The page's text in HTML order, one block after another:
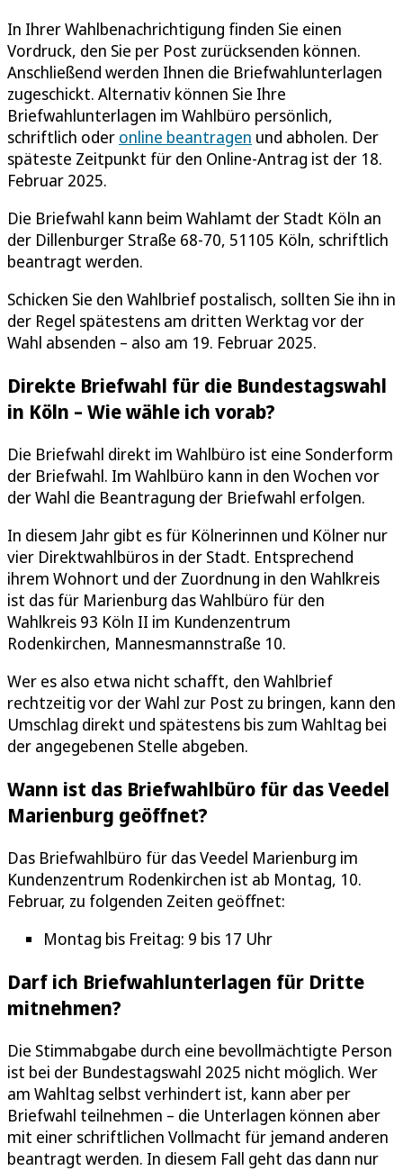
In Ihrer Wahlbenachrichtigung finden Sie einen
Vordruck, den Sie per Post zurücksenden können.
Anschließend werden Ihnen die Briefwahlunterlagen
zugeschickt. Alternativ können Sie Ihre
Briefwahlunterlagen im Wahlbüro persönlich,
schriftlich oder online beantragen und abholen. Der
späteste Zeitpunkt für den Online-Antrag ist der 18.
Februar 2025.
Die Briefwahl kann beim Wahlamt der Stadt Köln an
der Dillenburger Straße 68-70, 51105 Köln, schriftlich
beantragt werden.
Schicken Sie den Wahlbrief postalisch, sollten Sie ihn in
der Regel spätestens am dritten Werktag vor der
Wahl absenden – also am 19. Februar 2025.
Direkte Briefwahl für die Bundestagswahl
in Köln – Wie wähle ich vorab?
Die Briefwahl direkt im Wahlbüro ist eine Sonderform
der Briefwahl. Im Wahlbüro kann in den Wochen vor
der Wahl die Beantragung der Briefwahl erfolgen.
In diesem Jahr gibt es für Kölnerinnen und Kölner nur
vier Direktwahlbüros in der Stadt. Entsprechend
ihrem Wohnort und der Zuordnung in den Wahlkreis
ist das für Marienburg das Wahlbüro für den
Wahlkreis 93 Köln II im Kundenzentrum
Rodenkirchen, Mannesmannstraße 10.
Wer es also etwa nicht schafft, den Wahlbrief
rechtzeitig vor der Wahl zur Post zu bringen, kann den
Umschlag direkt und spätestens bis zum Wahltag bei
der angegebenen Stelle abgeben.
Wann ist das Briefwahlbüro für das Veedel
Marienburg geöffnet?
Das Briefwahlbüro für das Veedel Marienburg im
Kundenzentrum Rodenkirchen ist ab Montag, 10.
Februar, zu folgenden Zeiten geöffnet:
Montag bis Freitag: 9 bis 17 Uhr
Darf ich Briefwahlunterlagen für Dritte
mitnehmen?
Die Stimmabgabe durch eine bevollmächtigte Person
ist bei der Bundestagswahl 2025 nicht möglich. Wer
am Wahltag selbst verhindert ist, kann aber per
Briefwahl teilnehmen – die Unterlagen können aber
mit einer schriftlichen Vollmacht für jemand anderen
beantragt werden. In diesem Fall geht das dann nur